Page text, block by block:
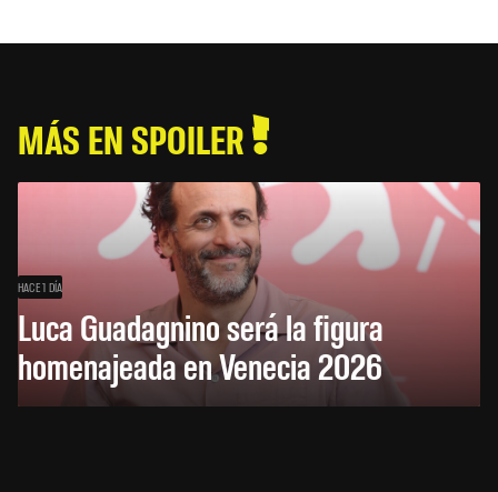
MÁS EN SPOILER
HACE 1 DÍA
Luca Guadagnino será la figura
homenajeada en Venecia 2026